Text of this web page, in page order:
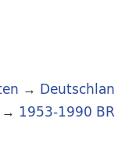
→ Deutschlan
→ 1953-1990 BR